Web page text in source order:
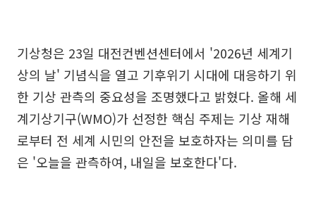
기상청은 23일 대전컨벤션센터에서 '2026년 세계기
상의 날' 기념식을 열고 기후위기 시대에 대응하기 위
한 기상 관측의 중요성을 조명했다고 밝혔다. 올해 세
계기상기구(WMO)가 선정한 핵심 주제는 기상 재해
로부터 전 세계 시민의 안전을 보호하자는 의미를 담
은 '오늘을 관측하여, 내일을 보호한다'다.